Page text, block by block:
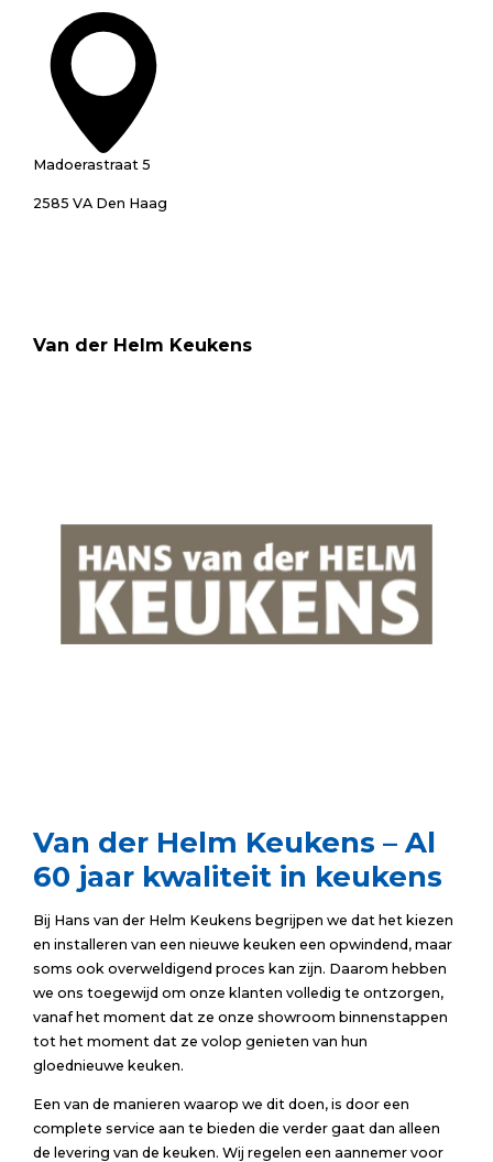
Madoerastraat 5
2585 VA Den Haag
Van der Helm Keukens
Van der Helm Keukens– Al
60 jaar kwaliteit in keukens
Bij Hans van der Helm Keukens begrijpen we dat het kiezen
en installeren van een nieuwe keuken een opwindend, maar
soms ook overweldigend proces kan zijn. Daarom hebben
we ons toegewijd om onze klanten volledig te ontzorgen,
vanaf het moment dat ze onze showroom binnenstappen
tot het moment dat ze volop genieten van hun
gloednieuwe keuken.
Een van de manieren waarop we dit doen, is door een
complete service aan te bieden die verder gaat dan alleen
de levering van de keuken. Wij regelen een aannemer voor